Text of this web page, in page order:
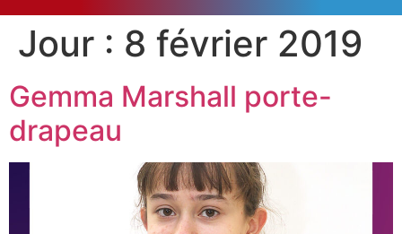
Jour : 8 février 2019
Gemma Marshall porte-
drapeau